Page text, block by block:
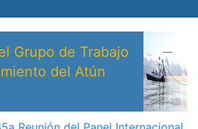
Grupo de Trabajo
del Atún